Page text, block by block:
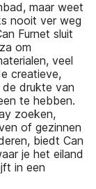
maar weet
nooit ver weg
Furnet sluit
om
veel
creatieve,
drukte van
te hebben.
zoeken,
of gezinnen
biedt Can
je het eiland
in een